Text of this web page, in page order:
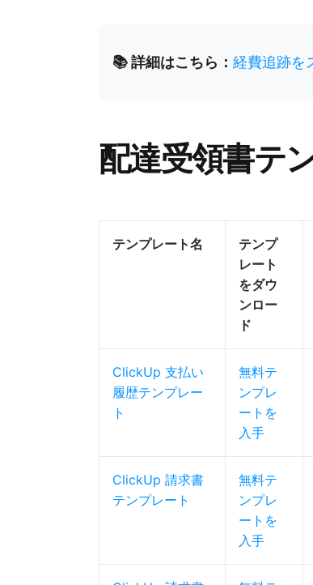
📚 詳細はこちら： 経費追跡を
配達受領書テ
テンプレート名
テンプ
レート
をダウ
ンロー
ド
ClickUp 支払い
履歴テンプレー
ト
無料テ
ンプレ
ートを
入手
ClickUp 請求書
テンプレート
無料テ
ンプレ
ートを
入手